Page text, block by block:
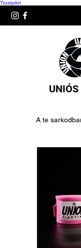
Trustpilot
A te